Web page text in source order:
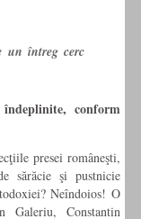
un întreg cerc
conform
presei româneşti,
sărăcie şi pustnicie
Neîndoios! O
Galeriu, Constantin